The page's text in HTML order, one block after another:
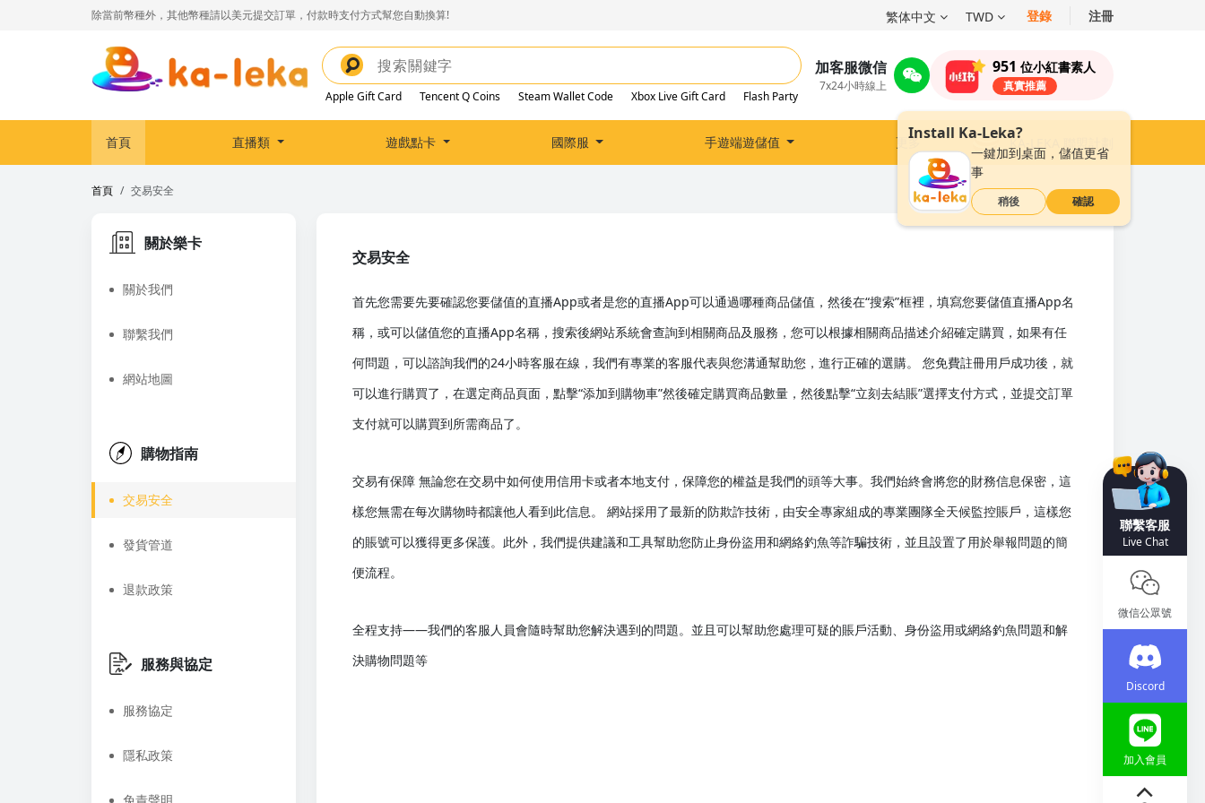
除當前幣種外，其他幣種請以美元提交訂單，付款時支付方式幫您自動換算! 繁体中文 TWD 登錄 注冊
Apple Gift Card Tencent Q Coins Steam Wallet Code Xbox Live Gift Card Flash Party
加客服微信
7x24小時線上
Install Ka-Leka?
一鍵加到桌面，儲值更省
事
稍後 確認
951 位小紅書素人
真實推薦
首頁 直播類 遊戲點卡 國際服 手遊端遊儲值 更多 KA-LEKA 聯盟計劃
首頁 交易安全
關於樂卡
關於我們
聯繫我們
網站地圖
購物指南
交易安全
發貨管道
退款政策
服務與協定
服務協定
隱私政策
交易安全
首先您需要先要確認您要儲值的直播App或者是您的直播App可以通過哪種商品儲值，然後在“搜索”框裡，填寫您要儲值直播App名
稱，或可以儲值您的直播App名稱，搜索後網站系統會查詢到相關商品及服務，您可以根據相關商品描述介紹確定購買，如果有任
何問題，可以諮詢我們的24小時客服在線，我們有專業的客服代表與您溝通幫助您，進行正確的選購。 您免費註冊用戶成功後，就
可以進行購買了，在選定商品頁面，點擊“添加到購物車”然後確定購買商品數量，然後點擊“立刻去結賬”選擇支付方式，並提交訂單
支付就可以購買到所需商品了。
交易有保障 無論您在交易中如何使用信用卡或者本地支付，保障您的權益是我們的頭等大事。我們始終會將您的財務信息保密，這
樣您無需在每次購物時都讓他人看到此信息。 網站採用了最新的防欺詐技術，由安全專家組成的專業團隊全天候監控賬戶，這樣您
的賬號可以獲得更多保護。此外，我們提供建議和工具幫助您防止身份盜用和網絡釣魚等詐騙技術，並且設置了用於舉報問題的簡
便流程。
全程支持——我們的客服人員會隨時幫助您解決遇到的問題。並且可以幫助您處理可疑的賬戶活動、身份盜用或網絡釣魚問題和解
決購物問題等
聯繫客服
Live Chat
微信公眾號
Discord
加入會員